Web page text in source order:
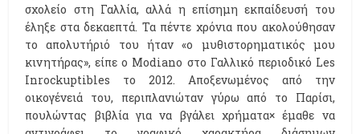
σχολείο στη Γαλλία, αλλά η επίσημη εκπαίδευσή του
έληξε στα δεκαεπτά. Τα πέντε χρόνια που ακολούθησαν
το απολυτήριό του ήταν «ο μυθιστορηματικός μου
κινητήρας», είπε ο Modiano στο Γαλλικό περιοδικό Les
Inrockuptibles το 2012. Αποξενωμένος από την
οικογένειά του, περιπλανιώταν γύρω από το Παρίσι,
πουλώντας βιβλία για να βγάλει χρήματα× έμαθε να